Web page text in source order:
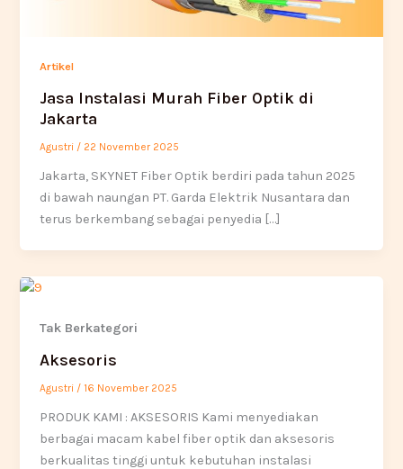
Artikel
Jasa Instalasi Murah Fiber Optik di
Jakarta
Agustri / 22 November 2025
Jakarta, SKYNET Fiber Optik berdiri pada tahun 2025
di bawah naungan PT. Garda Elektrik Nusantara dan
terus berkembang sebagai penyedia […]
Tak Berkategori
Aksesoris
Agustri /16 November 2025
PRODUK KAMI : AKSESORIS Kami menyediakan
berbagai macam kabel fiber optik dan aksesoris
berkualitas tinggi untuk kebutuhan instalasi